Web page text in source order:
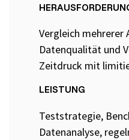
Grundlagen des
Grundlagen der
Grundlagen IT-
Vergleich mehrerer
Datenqualität und
Zeitdruck mit
LEISTUNG
Teststrategie,
Datenanalyse,